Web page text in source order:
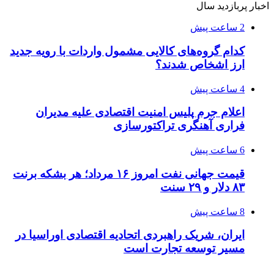
اخبار پربازدید سال
2 ساعت پیش
کدام گروه‌های کالایی مشمول واردات با رویه جدید
ارز اشخاص شدند؟
4 ساعت پیش
اعلام جرم پلیس امنیت اقتصادی علیه مدیران
فراری آهنگری تراکتورسازی
6 ساعت پیش
قیمت جهانی نفت امروز ۱۶ مرداد؛ هر بشکه برنت
۸۳ دلار و ۲۹ سنت
8 ساعت پیش
ایران، شریک راهبردی اتحادیه اقتصادی اوراسیا در
مسیر توسعه تجارت است